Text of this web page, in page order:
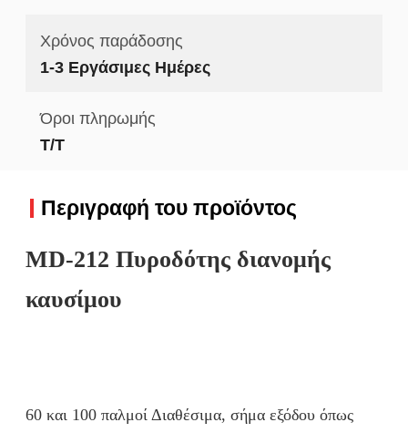
Χρόνος παράδοσης
1-3 Εργάσιμες Ημέρες
Όροι πληρωμής
Τ/Τ
Περιγραφή του προϊόντος
MD-212 Πυροδότης διανομής
καυσίμου
60 και 100 παλμοί Διαθέσιμα, σήμα εξόδου όπως